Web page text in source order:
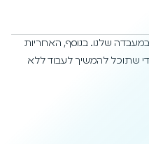
שלנו. בנוסף, האחריות
שתוכל להמשיך לעבוד ללא